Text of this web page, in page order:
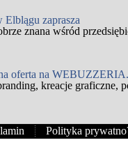
zaprasza
znana wśród
oferta na
kreacje graficzne,
Polityka